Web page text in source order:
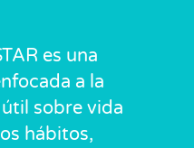
es una
a la
sobre vida
hábitos,